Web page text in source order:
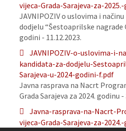
vijeca-Grada-Sarajeva-za-
JAVNIPOZIV o uslovima i
dodjelu “Šestoaprilske nagrade
godini - 11.12.2023.
JAVNIPOZIV-o-uslovima-i-
kandidata-za-dodjelu-
Sarajeva-u-2024-godini-f.pdf
Javna rasprava na Nacrt
Grada Sarajeva za 2024. godinu -
Javna-rasprava-na-Nacrt-
vijeca-Grada-Sarajeva-za-